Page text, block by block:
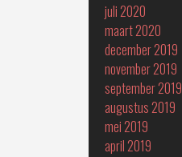
juli 2020
maart 2020
december 2019
november 2019
september 2019
augustus 2019
mei 2019
april 2019